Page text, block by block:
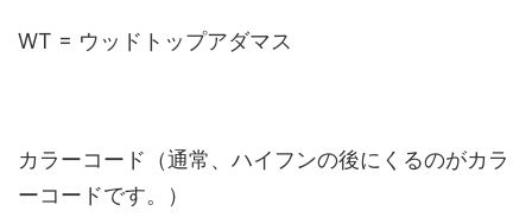
WT = ウッドトップアダマス
カラーコード（通常、ハイフンの後にくるのがカラ
ーコードです。）